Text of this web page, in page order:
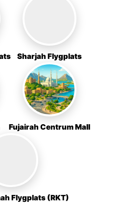
Sharjah Flygplats
Fujairah Centrum Mall
Flygplats (RKT)